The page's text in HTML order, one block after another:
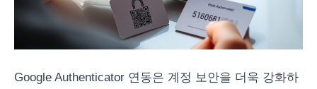
Google Authenticator 연동은 계정 보안을 더욱 강화하